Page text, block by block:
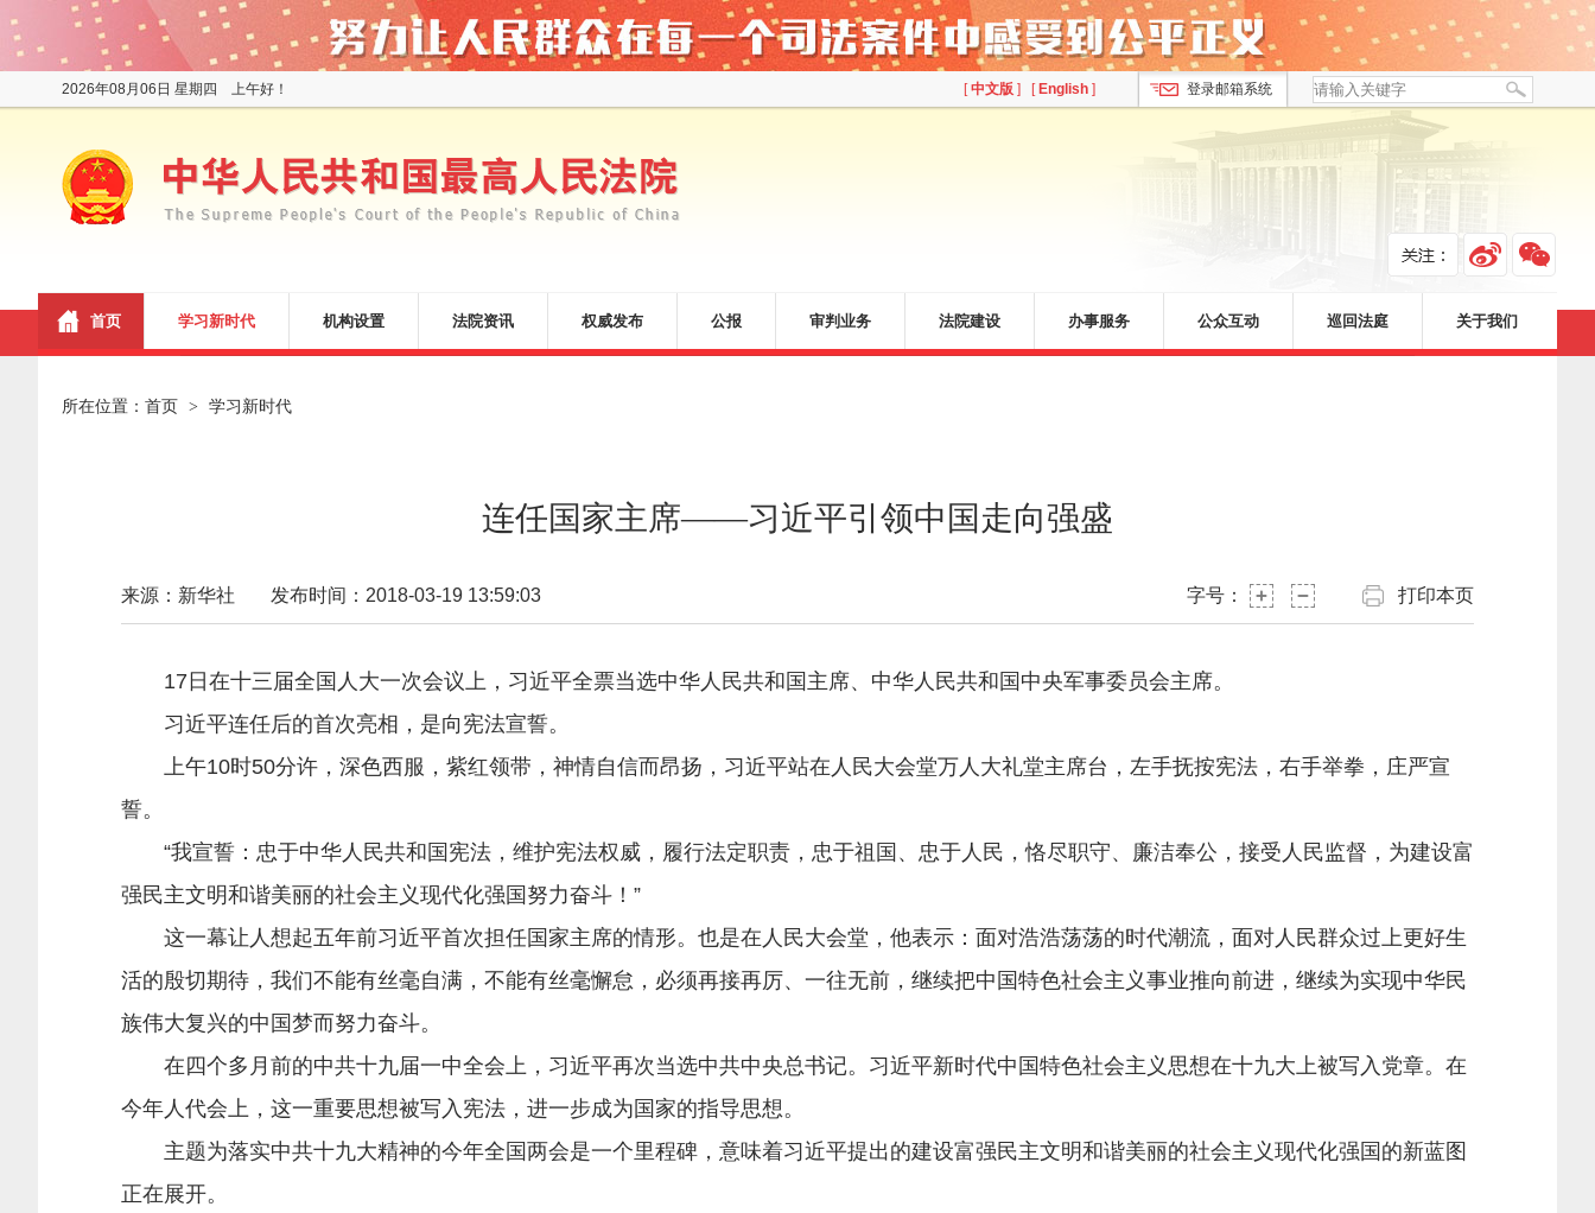
[中文版 ] [ English ]
2026年08月06日 星期四 上午好！ 登录邮箱系统
首页 学习新时代 机构设置 法院资讯 权威发布 公报 审判业务 法院建设 办事服务 公众互动 巡回法庭 关于我们
所在位置： 首页 > 学习新时代
连任国家主席——习近平引领中国走向强盛
来源：新华社 发布时间：2018-03-19 13:59:03 字号： 打印本页
17日在十三届全国人大一次会议上，习近平全票当选中华人民共和国主席、中华人民共和国中央军事委员会主席。
习近平连任后的首次亮相，是向宪法宣誓。
上午10时50分许，深色西服，紫红领带，神情自信而昂扬，习近平站在人民大会堂万人大礼堂主席台，左手抚按宪法，右手举拳，庄严宣
誓。
“我宣誓：忠于中华人民共和国宪法，维护宪法权威，履行法定职责，忠于祖国、忠于人民，恪尽职守、廉洁奉公，接受人民监督，为建设富
强民主文明和谐美丽的社会主义现代化强国努力奋斗！”
这一幕让人想起五年前习近平首次担任国家主席的情形。也是在人民大会堂，他表示：面对浩浩荡荡的时代潮流，面对人民群众过上更好生
活的殷切期待，我们不能有丝毫自满，不能有丝毫懈怠，必须再接再厉、一往无前，继续把中国特色社会主义事业推向前进，继续为实现中华民
族伟大复兴的中国梦而努力奋斗。
在四个多月前的中共十九届一中全会上，习近平再次当选中共中央总书记。习近平新时代中国特色社会主义思想在十九大上被写入党章。在
今年人代会上，这一重要思想被写入宪法，进一步成为国家的指导思想。
主题为落实中共十九大精神的今年全国两会是一个里程碑，意味着习近平提出的建设富强民主文明和谐美丽的社会主义现代化强国的新蓝图
正在展开。